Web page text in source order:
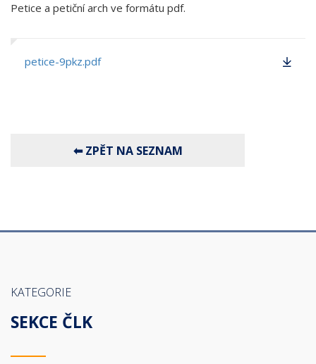
Petice a petiční arch ve formátu pdf.
petice-9pkz.pdf
KATEGORIE
SEKCE ČLK